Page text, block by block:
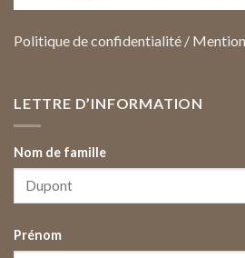
Politique de confidentialité /
LETTRE D’INFORMATION
Nom de famille
Prénom